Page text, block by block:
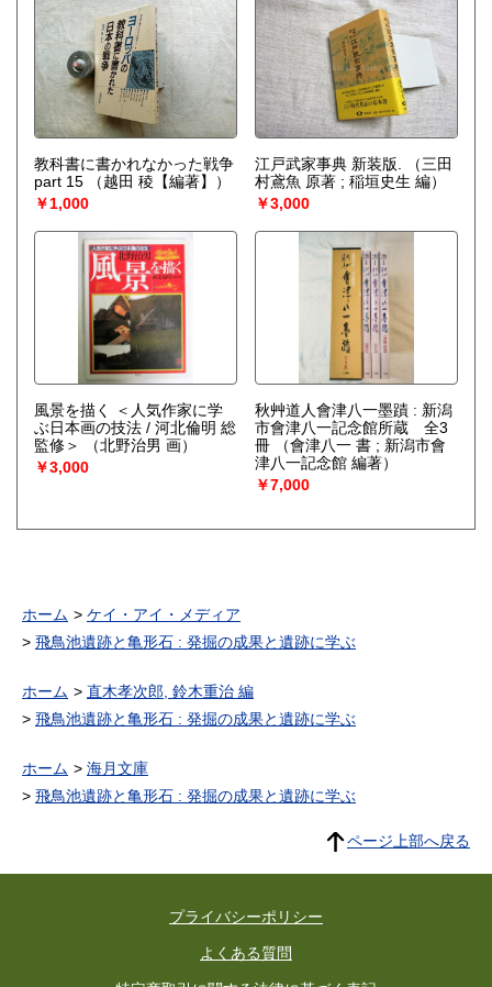
教科書に書かれなかった戦争
part 15
（越田 稜【編著】）
￥1,000
江戸武家事典 新装版.
（三田
村鳶魚 原著 ; 稲垣史生 編）
￥3,000
風景を描く ＜人気作家に学
ぶ日本画の技法 / 河北倫明 総
監修＞
（北野治男 画）
￥3,000
秋艸道人會津八一墨蹟 : 新潟
市會津八一記念館所蔵 全3
冊
（會津八一 書 ; 新潟市會
津八一記念館 編著）
￥7,000
ホーム
ケイ・アイ・メディア
飛鳥池遺跡と亀形石 : 発掘の成果と遺跡に学ぶ
ホーム
直木孝次郎, 鈴木重治 編
飛鳥池遺跡と亀形石 : 発掘の成果と遺跡に学ぶ
ホーム
海月文庫
飛鳥池遺跡と亀形石 : 発掘の成果と遺跡に学ぶ
ページ上部へ戻る
プライバシーポリシー
よくある質問